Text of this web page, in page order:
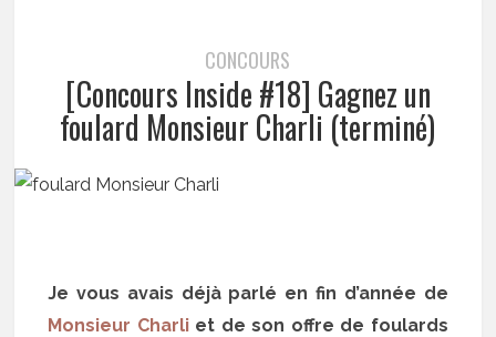
CONCOURS
[Concours Inside #18] Gagnez un
foulard Monsieur Charli (terminé)
Je vous avais déjà parlé en fin d’année de
Monsieur Charliet de son offre de foulards